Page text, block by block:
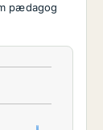
pædagog